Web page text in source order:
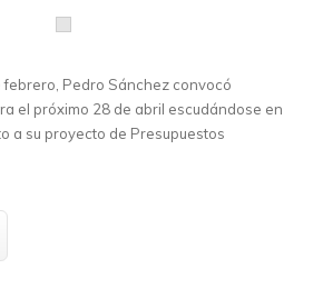
febrero, Pedro Sánchez convocó
el próximo 28 de abril escudándose en
a su proyecto de Presupuestos